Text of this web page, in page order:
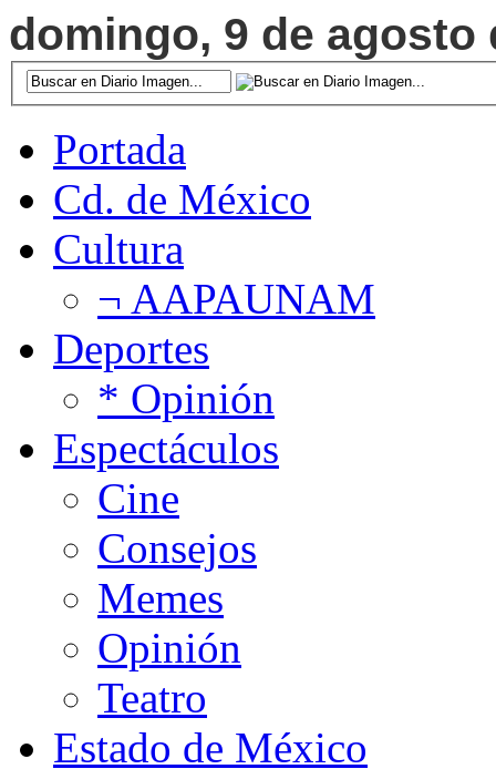
domingo, 9 de agosto
Portada
Cd. de México
Cultura
¬ AAPAUNAM
Deportes
* Opinión
Espectáculos
Cine
Consejos
Memes
Opinión
Teatro
Estado de México